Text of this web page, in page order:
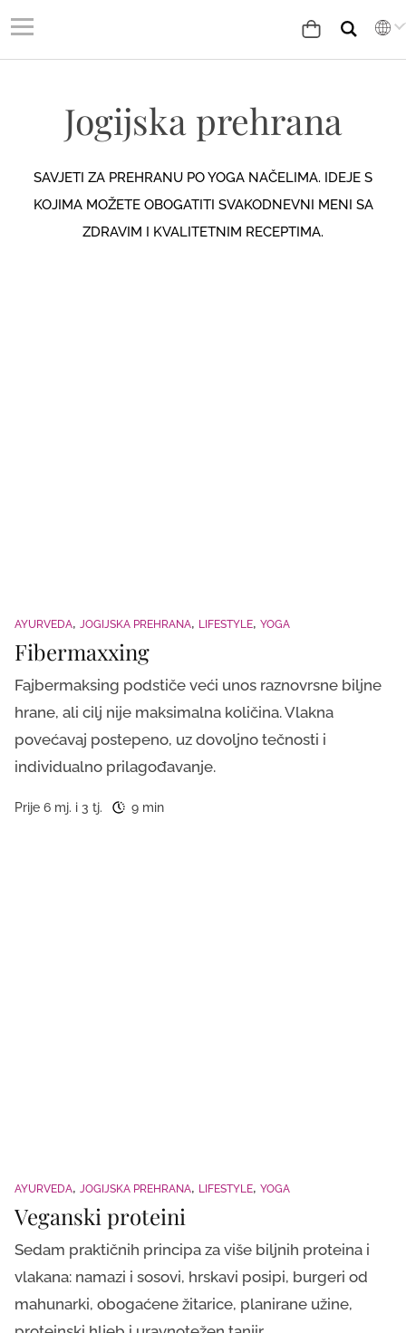
Jogijska prehrana
SAVJETI ZA PREHRANU PO YOGA NAČELIMA. IDEJE S
KOJIMA MOŽETE OBOGATITI SVAKODNEVNI MENI SA
ZDRAVIM I KVALITETNIM RECEPTIMA.
AYURVEDA JOGIJSKA PREHRANA LIFESTYLE YOGA
Fibermaxxing
Fajbermaksing podstiče veći unos raznovrsne biljne
hrane, ali cilj nije maksimalna količina. Vlakna
povećavaj postepeno, uz dovoljno tečnosti i
individualno prilagođavanje.
Prije 6 mj. i 3 tj. 9 min
AYURVEDA JOGIJSKA PREHRANA LIFESTYLE YOGA
Veganski proteini
Sedam praktičnih principa za više biljnih proteina i
vlakana: namazi i sosovi, hrskavi posipi, burgeri od
mahunarki, obogaćene žitarice, planirane užine,